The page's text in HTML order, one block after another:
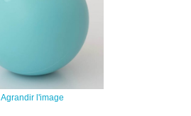
Agrandir l'image